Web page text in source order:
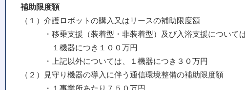
補助限度額
（１）介護ロボットの購入又はリースの補助限度額
・移乗支援（装着型・非装着型）及び入浴支援については
１機器につき１００万円
・上記以外については、１機器につき３０万円
（２）見守り機器の導入に伴う通信環境整備の補助限度額
・１事業所あたり７５０万円